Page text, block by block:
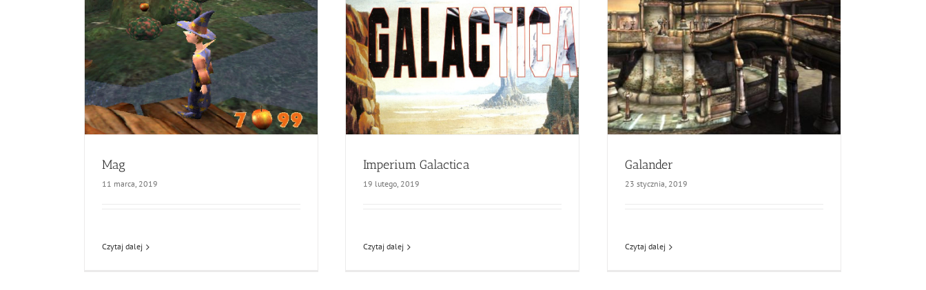
Mag
11 marca, 2019
Czytaj dalej
Imperium Galactica
19 lutego, 2019
Czytaj dalej
Galander
23 stycznia, 2019
Czytaj dalej